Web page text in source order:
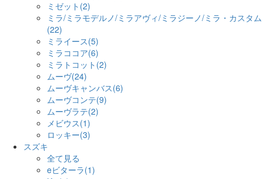
ミゼット(2)
ミラ/ミラモデルノ/ミラアヴィ/ミラジーノ/ミラ・カスタム
(22)
ミライース(5)
ミラココア(6)
ミラトコット(2)
ムーヴ(24)
ムーヴキャンバス(6)
ムーヴコンテ(9)
ムーヴラテ(2)
メビウス(1)
ロッキー(3)
スズキ
全て見る
eビターラ(1)